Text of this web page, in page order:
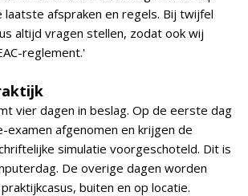
laatste afspraken en regels. Bij twijfel
altijd vragen stellen, zodat ook wij
reglement.'
vier dagen in beslag. Op de eerste dag
afgenomen en krijgen de
simulatie voorgeschoteld. Dit is
De overige dagen worden
buiten en op locatie.